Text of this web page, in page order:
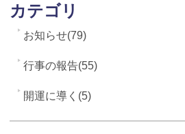
カテゴリ
お知らせ(79)
行事の報告(55)
開運に導く(5)